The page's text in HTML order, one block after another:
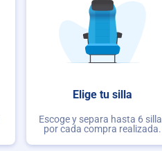
Elige tu silla
Escoge y separa hasta 6
por cada compra realizada.